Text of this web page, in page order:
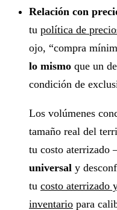
Relación con
tu política de
ojo, “compra
lo mismo que un
condición de
Los volúmenes
tamaño real del
tu costo
universal y
tu costo aterrizado
inventario para